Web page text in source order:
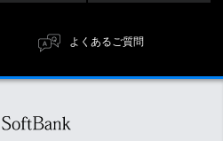
よくあるご質問